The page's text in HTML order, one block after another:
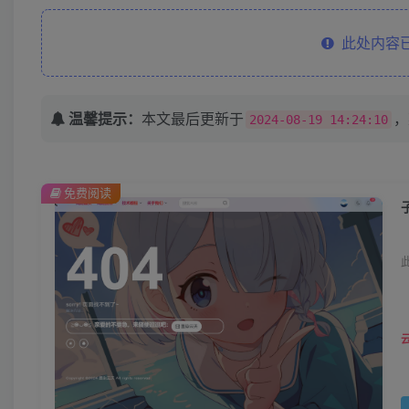
此处内容
温馨提示： 本文最后更新于 2024-08-19 14:24:10
免费阅读